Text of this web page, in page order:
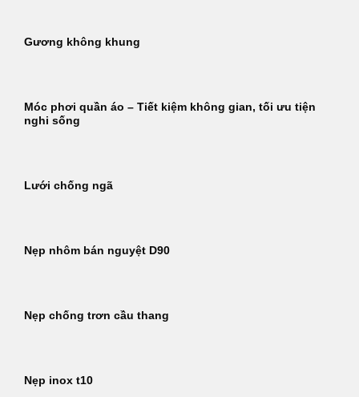
Gương không khung
Móc phơi quần áo – Tiết kiệm không gian, tối ưu tiện
nghi sống
Lưới chống ngã
Nẹp nhôm bán nguyệt D90
Nẹp chống trơn cầu thang
Nẹp inox t10